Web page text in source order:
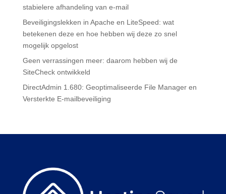
stabielere afhandeling van e-mail
Beveiligingslekken in Apache en LiteSpeed: wat
betekenen deze en hoe hebben wij deze zo snel
mogelijk opgelost
Geen verrassingen meer: daarom hebben wij de
SiteCheck ontwikkeld
DirectAdmin 1.680: Geoptimaliseerde File Manager en
Versterkte E-mailbeveiliging